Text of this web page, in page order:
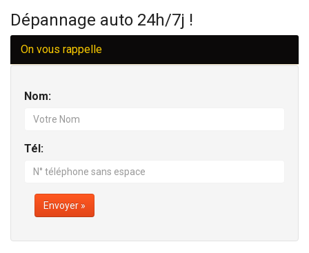
Dépannage auto 24h/7j !
On vous rappelle
Nom:
Tél:
Envoyer »